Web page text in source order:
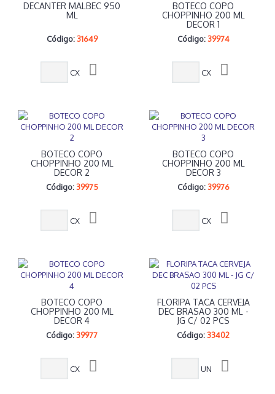
DECANTER MALBEC 950
ML
Código: 31649
CX
BOTECO COPO
CHOPPINHO 200 ML
DECOR 1
Código: 39974
CX
BOTECO COPO
CHOPPINHO 200 ML
DECOR 2
Código: 39975
CX
BOTECO COPO
CHOPPINHO 200 ML
DECOR 3
Código: 39976
CX
BOTECO COPO
CHOPPINHO 200 ML
DECOR 4
Código:39977
CX
FLORIPA TACA CERVEJA
DEC BRASAO 300 ML -
JG C/ 02 PCS
Código:33402
UN